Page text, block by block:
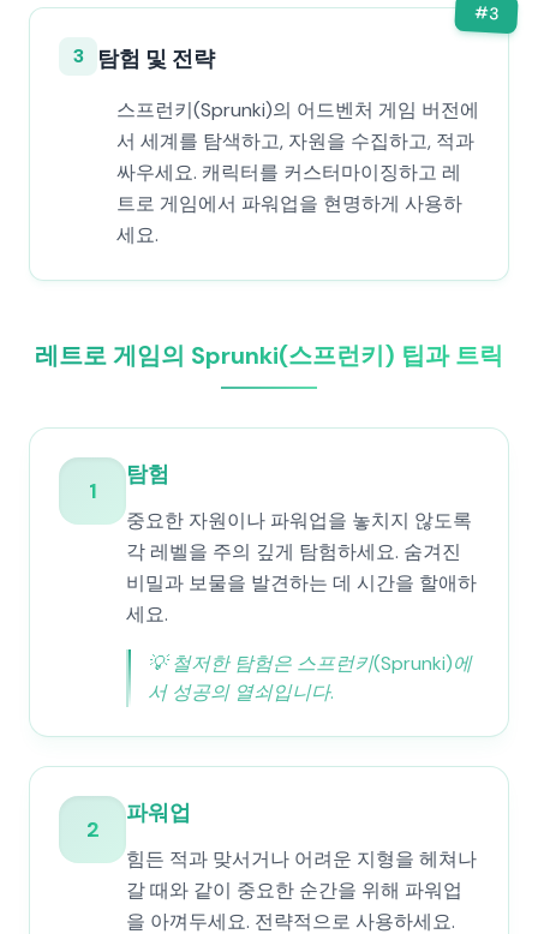
#3
3 탐험 및 전략
스프런키(Sprunki)의 어드벤처 게임 버전에
서 세계를 탐색하고, 자원을 수집하고, 적과
싸우세요. 캐릭터를 커스터마이징하고 레
트로 게임에서 파워업을 현명하게 사용하
세요.
레트로 게임의 Sprunki(스프런키) 팁과 트릭
1
탐험
중요한 자원이나 파워업을 놓치지 않도록
각 레벨을 주의 깊게 탐험하세요. 숨겨진
비밀과 보물을 발견하는 데 시간을 할애하
세요.
💡철저한 탐험은 스프런키(Sprunki)에
서 성공의 열쇠입니다.
2
파워업
힘든 적과 맞서거나 어려운 지형을 헤쳐나
갈 때와 같이 중요한 순간을 위해 파워업
을 아껴두세요. 전략적으로 사용하세요.